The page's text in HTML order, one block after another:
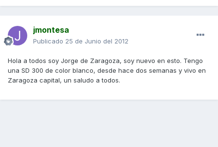
jmontesa
Publicado 25 de Junio del 2012
Hola a todos soy Jorge de Zaragoza, soy nuevo en esto. Tengo
una SD 300 de color blanco, desde hace dos semanas y vivo en
Zaragoza capital, un saludo a todos.